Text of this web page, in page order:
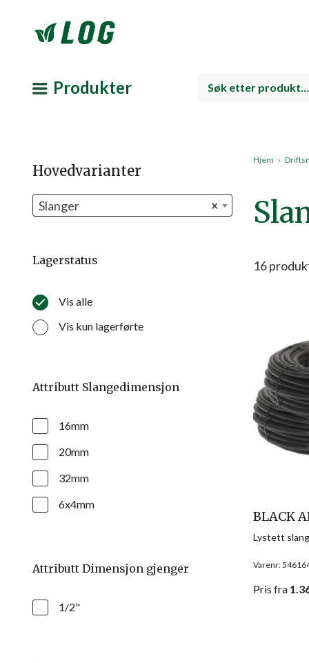
Produkter
Hovedvarianter
×
Slanger
Lagerstatus
Vis alle
Vis kun lagerførte
Attributt Slangedimensjon
16mm
20mm
32mm
6x4mm
Attributt Dimensjon gjenger
1/2"
Hjem ›
16
BLACK
Varenr:
Lystett
Pris fra